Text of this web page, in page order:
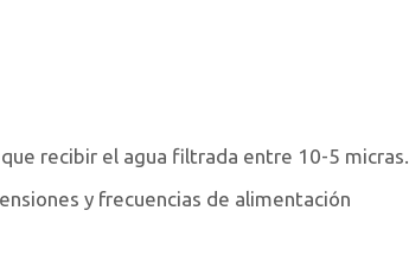
recibir el agua filtrada entre 10-5 micras.
y frecuencias de alimentación